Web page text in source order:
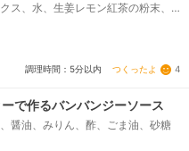
ス、水、生姜レモン紅茶の粉末、
調理時間：5分以内 つくったよ 4
で作るバンバンジーソース
醤油、みりん、酢、ごま油、砂糖